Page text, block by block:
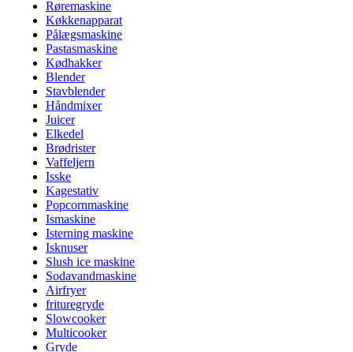
Røremaskine
Køkkenapparat
Pålægsmaskine
Pastasmaskine
Kødhakker
Blender
Stavblender
Håndmixer
Juicer
Elkedel
Brødrister
Vaffeljern
Isske
Kagestativ
Popcornmaskine
Ismaskine
Isterning maskine
Isknuser
Slush ice maskine
Sodavandmaskine
Airfryer
frituregryde
Slowcooker
Multicooker
Gryde